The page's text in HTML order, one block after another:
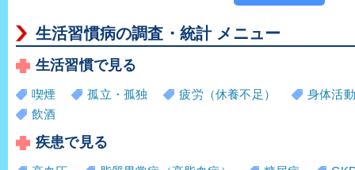
生活習慣病の調査・統計 メニュー
生活習慣で見る
喫煙 孤立・孤独 疲労（休養不足）
身体活
飲酒
疾患で見る